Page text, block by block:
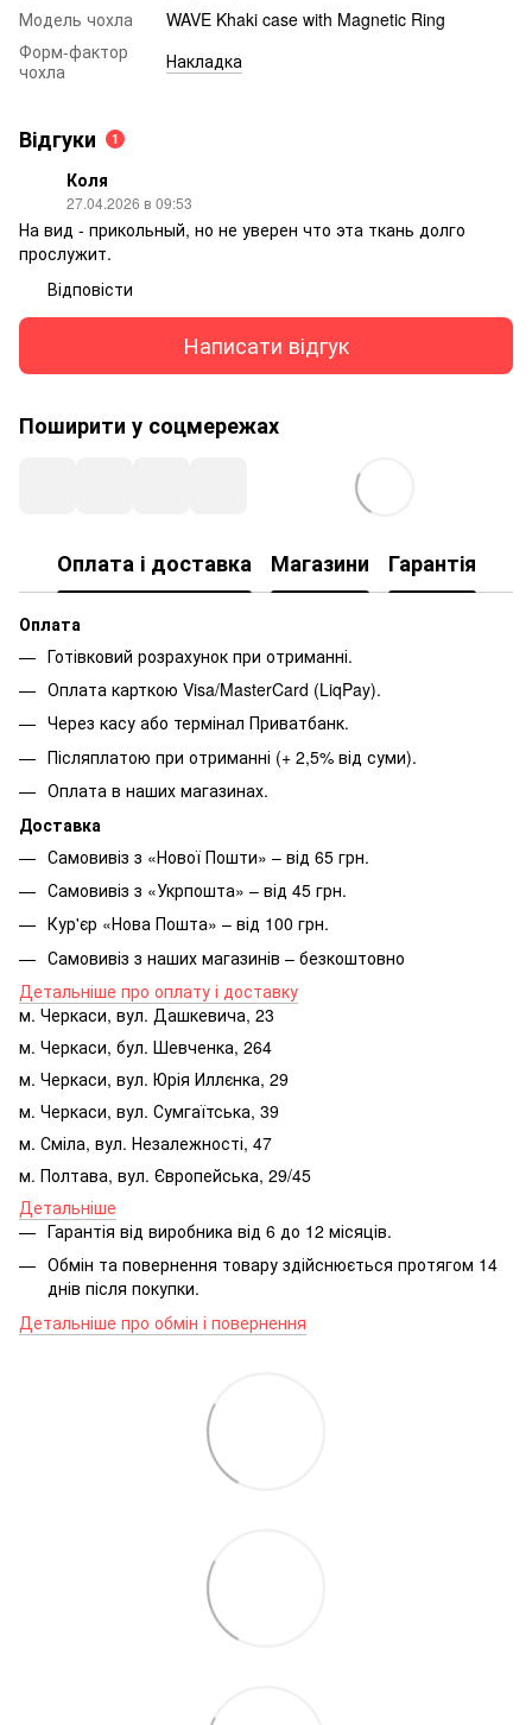
Модель чохла
WAVE Khaki case with Magnetic Ring
Форм-фактор
чохла
Накладка
Відгуки 1
Коля
27.04.2026 в 09:53
На вид - прикольный, но не уверен что эта ткань долго
прослужит.
Відповісти
Написати відгук
Поширити у соцмережах
Оплата і доставка Магазини Гарантія
Оплата
Готівковий розрахунок при отриманні.
Оплата карткою Visa/MasterCard (LiqPay).
Через касу або термінал Приватбанк.
Післяплатою при отриманні (+ 2,5% від суми).
Оплата в наших магазинах.
Доставка
Самовивіз з «Нової Пошти» – від 65 грн.
Самовивіз з «Укрпошта» – від 45 грн.
Кур'єр «Нова Пошта» – від 100 грн.
Самовивіз з наших магазинів – безкоштовно
Детальніше про оплату і доставку
м. Черкаси, вул. Дашкевича, 23
м. Черкаси, бул. Шевченка, 264
м. Черкаси, вул. Юрія Иллєнка, 29
м. Черкаси, вул. Сумгаїтська, 39
м. Сміла, вул. Незалежності, 47
м. Полтава, вул. Європейська, 29/45
Детальніше
Гарантія від виробника від 6 до 12 місяців.
Обмін та повернення товару здійснюється протягом 14
днів після покупки.
Детальніше про обмін і повернення